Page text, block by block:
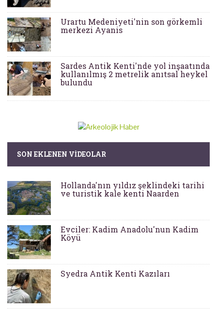
Urartu Medeniyeti'nin son görkemli
merkezi Ayanis
Sardes Antik Kenti'nde yol inşaatında
kullanılmış 2 metrelik anıtsal heykel
bulundu
SON EKLENEN VIDEOLAR
Hollanda'nın yıldız şeklindeki tarihi
ve turistik kale kenti Naarden
Evciler: Kadim Anadolu'nun Kadim
Köyü
Syedra Antik Kenti Kazıları